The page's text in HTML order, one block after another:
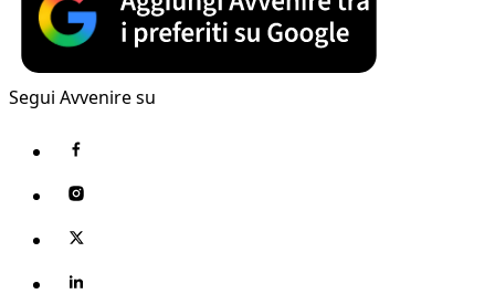
Segui Avvenire su